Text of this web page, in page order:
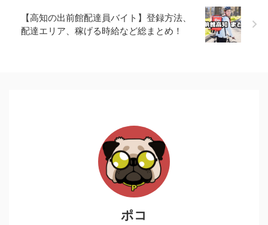
【高知の出前館配達員バイト】登録方法、
配達エリア、稼げる時給など総まとめ！
ポコ